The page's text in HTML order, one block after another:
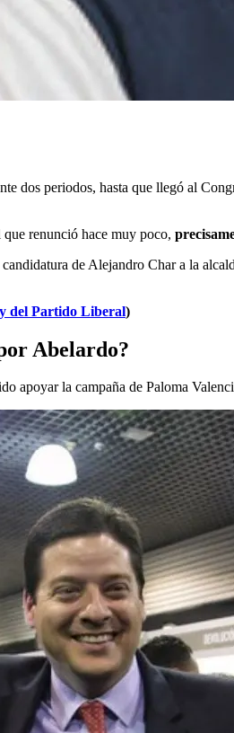
periodos, hasta que llegó al
renunció hace muy poco,
de Alejandro Char a la
del Partido Liberal)
Abelardo?
apoyar la campaña de Paloma